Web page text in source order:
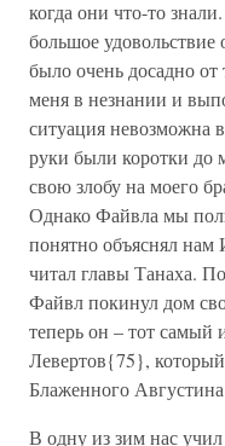
когда они что-то
большое удовольствие
было очень досадно
меня в незнании и
ситуация невозможна
руки были коротки до
свою злобу на моего
Однако Файвла мы
понятно объяснял нам
читал главы Танаха.
Файвл покинул дом
теперь он – тот самый
Левертов{75},
Блаженного
В одну из зим нас